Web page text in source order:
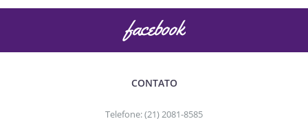
CONTATO
Telefone: (21) 2081-8585